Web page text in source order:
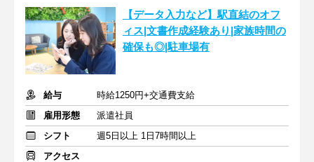
【データ入力など】駅直結のオフ
ィス|文書作成経験あり|家族時間の
確保も◎|駐車場有
給与
時給1250円+交通費支給
雇用形態
派遣社員
シフト
週5日以上 1日7時間以上
アクセス